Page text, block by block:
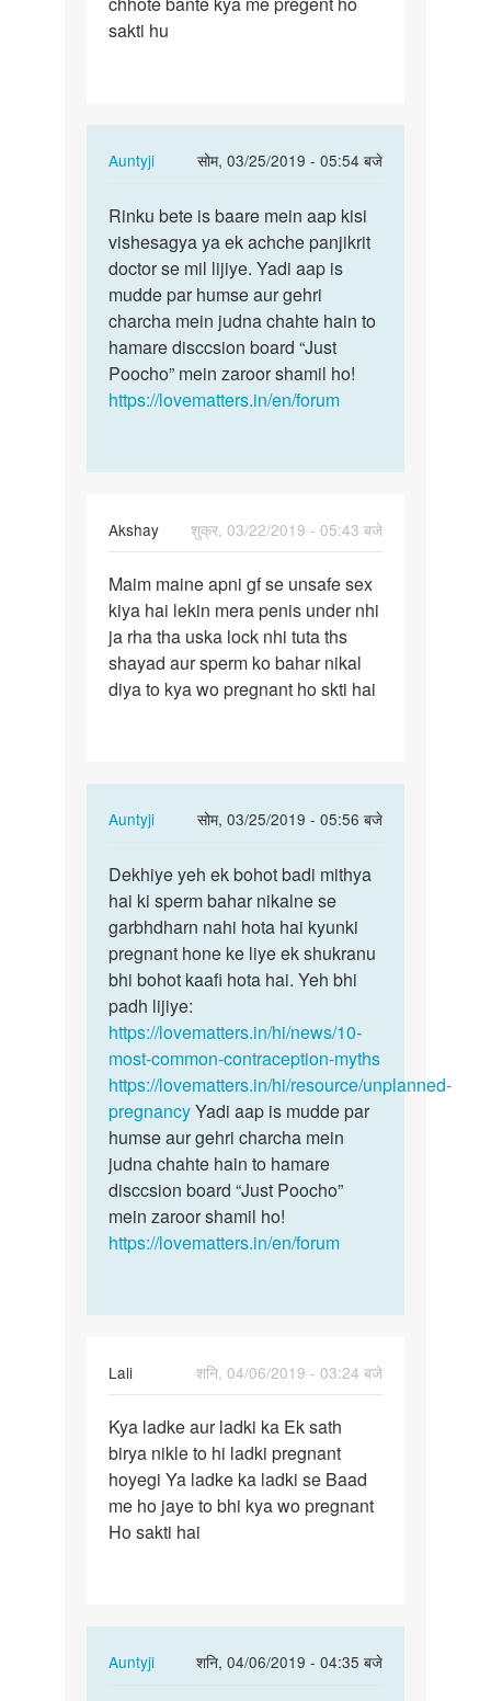
jo
sakti hu
Auntyji
सोम, 03/25/2019 - 05:54 बजे
In
to
Hello
aunty
jo
meri
oveary…
by
Rinku
Rinku
bete
is
baare
mein
aap…
Rinku bete is baare mein aap kisi
vishesagya ya ek achche panjikrit
doctor se mil lijiye. Yadi aap is
mudde par humse aur gehri
charcha mein judna chahte hain to
hamare disccsion board “Just
Poocho” mein zaroor shamil ho!
https://lovematters.in/en/forum
Akshay
शुक्र, 03/22/2019 - 05:43 बजे
Maim
maine
apni
gf
se
Maim maine apni gf se unsafe sex
kiya hai lekin mera penis under nhi
ja rha tha uska lock nhi tuta ths
shayad aur sperm ko bahar nikal
diya to kya wo pregnant ho skti hai
Auntyji
सोम, 03/25/2019 - 05:56 बजे
In
to
Maim
maine
apni
gf
se
unsafe…
by
Akshay
Dekhiye
yeh
ek
bohot
badi…
Dekhiye yeh ek bohot badi mithya
hai ki sperm bahar nikalne se
garbhdharn nahi hota hai kyunki
pregnant hone ke liye ek shukranu
bhi bohot kaafi hota hai. Yeh bhi
padh lijiye:
https://lovematters.in/hi/news/10-
most-common-contraception-myths
https://lovematters.in/hi/resource/unplanned-
pregnancyYadi aap is mudde par
humse aur gehri charcha mein
judna chahte hain to hamare
disccsion board “Just Poocho”
mein zaroor shamil ho!
https://lovematters.in/en/forum
Lali
शनि, 04/06/2019 - 03:24 बजे
Kya
ladke
aur
ladki
ka
Kya ladke aur ladki ka Ek sath
birya nikle to hi ladki pregnant
hoyegi Ya ladke ka ladki se Baad
me ho jaye to bhi kya wo pregnant
Ho sakti hai
Auntyji
शनि, 04/06/2019 - 04:35 बजे
In